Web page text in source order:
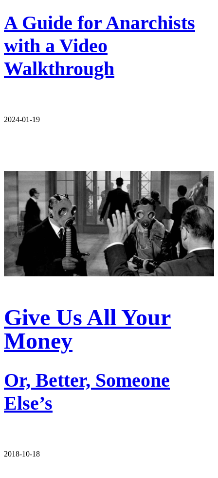
A Guide for Anarchists
with a Video
Walkthrough
2024-01-19
Give Us All Your
Money
Or, Better, Someone
Else’s
2018-10-18